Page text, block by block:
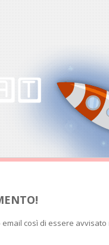
così di essere